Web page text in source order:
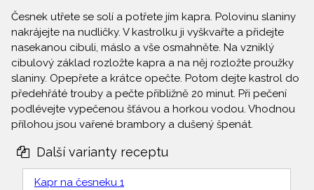
Česnek utřete se solí a potřete jím kapra. Polovinu slaniny
nakrájejte na nudličky. V kastrolku ji vyškvařte a přidejte
nasekanou cibuli, máslo a vše osmahněte. Na vzniklý
cibulový základ rozložte kapra a na něj rozložte proužky
slaniny. Opepřete a krátce opečte. Potom dejte kastrol do
předehřáté trouby a pečte přibližně 20 minut. Při pečení
podlévejte vypečenou šťávou a horkou vodou. Vhodnou
přílohou jsou vařené brambory a dušený špenát.
Další varianty receptu
Kapr na česneku 1